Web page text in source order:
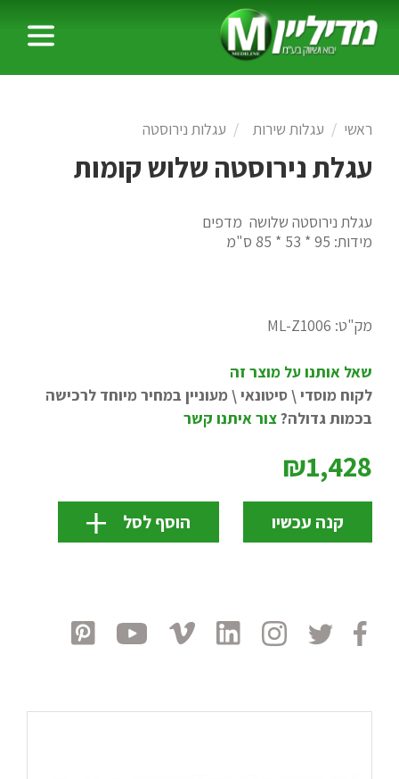
ראשי עגלות שירות עגלות נירוסטה
עגלת נירוסטה שלוש קומות
עגלת נירוסטה שלושה מדפים
מידות: 95 * 53 * 85 ס"מ
מק"ט: ML-Z1006
שאל אותנו על מוצר זה
לקוח מוסדי \ סיטונאי \ מעוניין במחיר מיוחד לרכישה
בכמות גדולה?צור איתנו קשר
₪1,428
קנה עכשיו הוסף לסל